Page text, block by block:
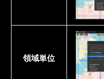
領域単位